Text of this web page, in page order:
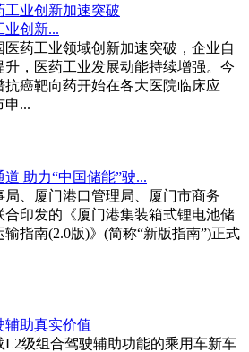
业创新...
药工业领域创新加速突破，企业自
升，医药工业发展动能持续增强。今
抗癌靶向药开始在各大医院临床应
申...
助力“中国储能”驶...
局、厦门港口管理局、厦门市商务
合印发的《厦门港集装箱式锂电池储
指南(2.0版)》(简称“新版指南”)正式
辅助真实价值
L2级组合驾驶辅助功能的乘用车新车